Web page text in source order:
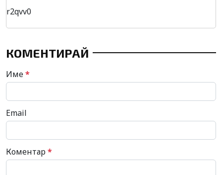
r2qvv0
КОМЕНТИРАЙ
Име*
Email
Коментар*